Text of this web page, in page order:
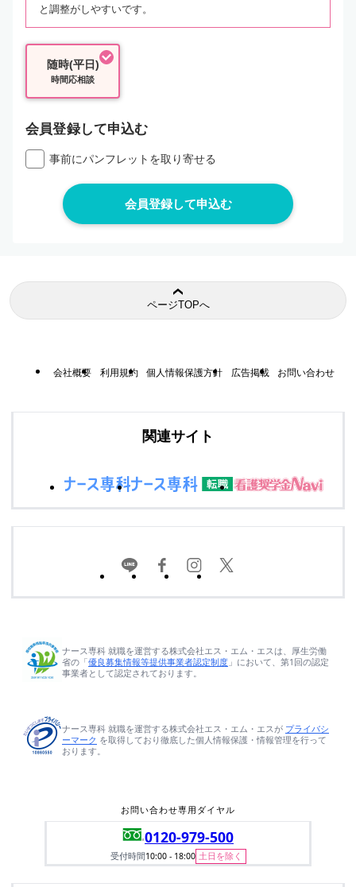
と調整がしやすいです。
随時(平日)
時間応相談
会員登録して申込む
事前にパンフレットを取り寄せる
ページTOPへ